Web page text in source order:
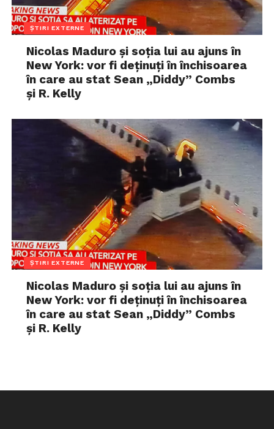
ȘTIRI EXTERNE
Nicolas Maduro și soția lui au ajuns în
New York: vor fi deținuți în închisoarea
în care au stat Sean „Diddy” Combs
și R. Kelly
ȘTIRI EXTERNE
Nicolas Maduro și soția lui au ajuns în
New York: vor fi deținuți în închisoarea
în care au stat Sean „Diddy” Combs
și R. Kelly